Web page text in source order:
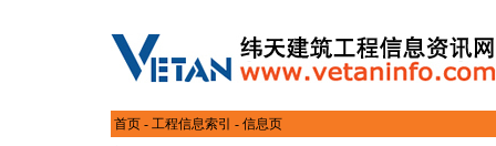
首页 - 工程信息索引 - 信息页